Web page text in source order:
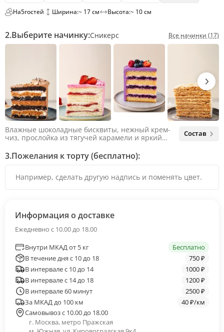
На5гостей Ширина:~ 17 см Высота:~ 10 см
2.Выберите начинку:Сникерс Все начинки (17)
Влажные шоколадные бисквиты, нежный крем-
чиз, прослойка из тягучей карамели и яркий
яркий вкус шоколада и тягучей карамели, не
оставляя ни единого шанса остаться
Состав
3.Пожелания к торту (бесплатно):
Информация о доставке
Ежедневно с 10.00 до 18.00
Внутри МКАД от 5 кг
Бесплатно
В течение дня с 10 до 18
750 ₽
В интервале с 10 до 14
1000 ₽
В интервале с 14 до 18
1200 ₽
В интервале 60 минут
2500 ₽
За МКАД до 100 км
40 ₽/км
Самовывоз с 10.00 до 18.00
г. Москва, метро Пражская